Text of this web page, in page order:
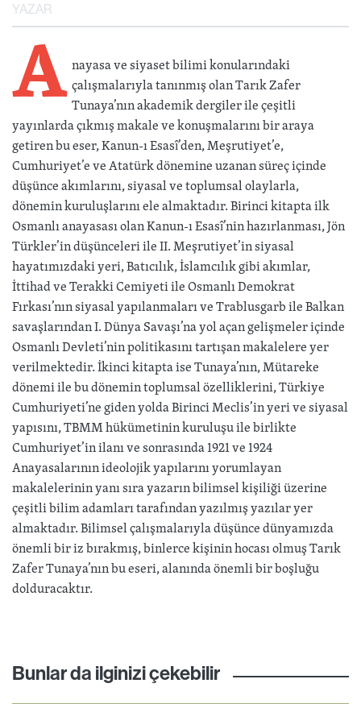
YAZAR
Anayasa ve siyaset bilimi konularındaki
çalışmalarıyla tanınmış olan Tarık Zafer
Tunaya’nın akademik dergiler ile çeşitli
yayınlarda çıkmış makale ve konuşmalarını bir araya
getiren bu eser, Kanun-ı Esasî’den, Meşrutiyet’e,
Cumhuriyet’e ve Atatürk dönemine uzanan süreç içinde
düşünce akımlarını, siyasal ve toplumsal olaylarla,
dönemin kuruluşlarını ele almaktadır. Birinci kitapta ilk
Osmanlı anayasası olan Kanun-ı Esasî’nin hazırlanması, Jön
Türkler’in düşünceleri ile II. Meşrutiyet’in siyasal
hayatımızdaki yeri, Batıcılık, İslamcılık gibi akımlar,
İttihad ve Terakki Cemiyeti ile Osmanlı Demokrat
Fırkası’nın siyasal yapılanmaları ve Trablusgarb ile Balkan
savaşlarından I. Dünya Savaşı’na yol açan gelişmeler içinde
Osmanlı Devleti’nin politikasını tartışan makalelere yer
verilmektedir. İkinci kitapta ise Tunaya’nın, Mütareke
dönemi ile bu dönemin toplumsal özelliklerini, Türkiye
Cumhuriyeti’ne giden yolda Birinci Meclis’in yeri ve siyasal
yapısını, TBMM hükümetinin kuruluşu ile birlikte
Cumhuriyet’in ilanı ve sonrasında 1921 ve 1924
Anayasalarının ideolojik yapılarını yorumlayan
makalelerinin yanı sıra yazarın bilimsel kişiliği üzerine
çeşitli bilim adamları tarafından yazılmış yazılar yer
almaktadır. Bilimsel çalışmalarıyla düşünce dünyamızda
önemli bir iz bırakmış, binlerce kişinin hocası olmuş Tarık
Zafer Tunaya’nın bu eseri, alanında önemli bir boşluğu
dolduracaktır.
Bunlar da ilginizi çekebilir